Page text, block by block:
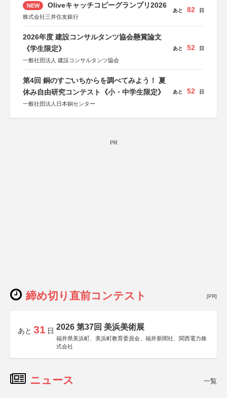
NEW Oliveキャッチコピーグランプリ2026
株式会社三井住友銀行
あと 82 日
2026年度 建設コンサルタンツ協会懸賞論文
《学生限定》
一般社団法人 建設コンサルタンツ協会
あと 52 日
第4回 銅のすごいちからを調べてみよう！ 夏
休み自由研究コンテスト《小・中学生限定》
一般社団法人日本銅センター
あと 52 日
PR
締め切り直前コンテスト [PR]
あと 31 日 2026 第37回 美浜美術展
福井県美浜町、美浜町教育委員会、福井新聞社、関西電力株
式会社
ニュース 一覧